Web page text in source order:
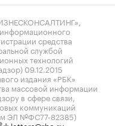
средства
службой
технологий
09.12.2015
издания «РБК»
массовой информации
в сфере связи,
коммуникаций
ЭЛ №ФС77-82385)